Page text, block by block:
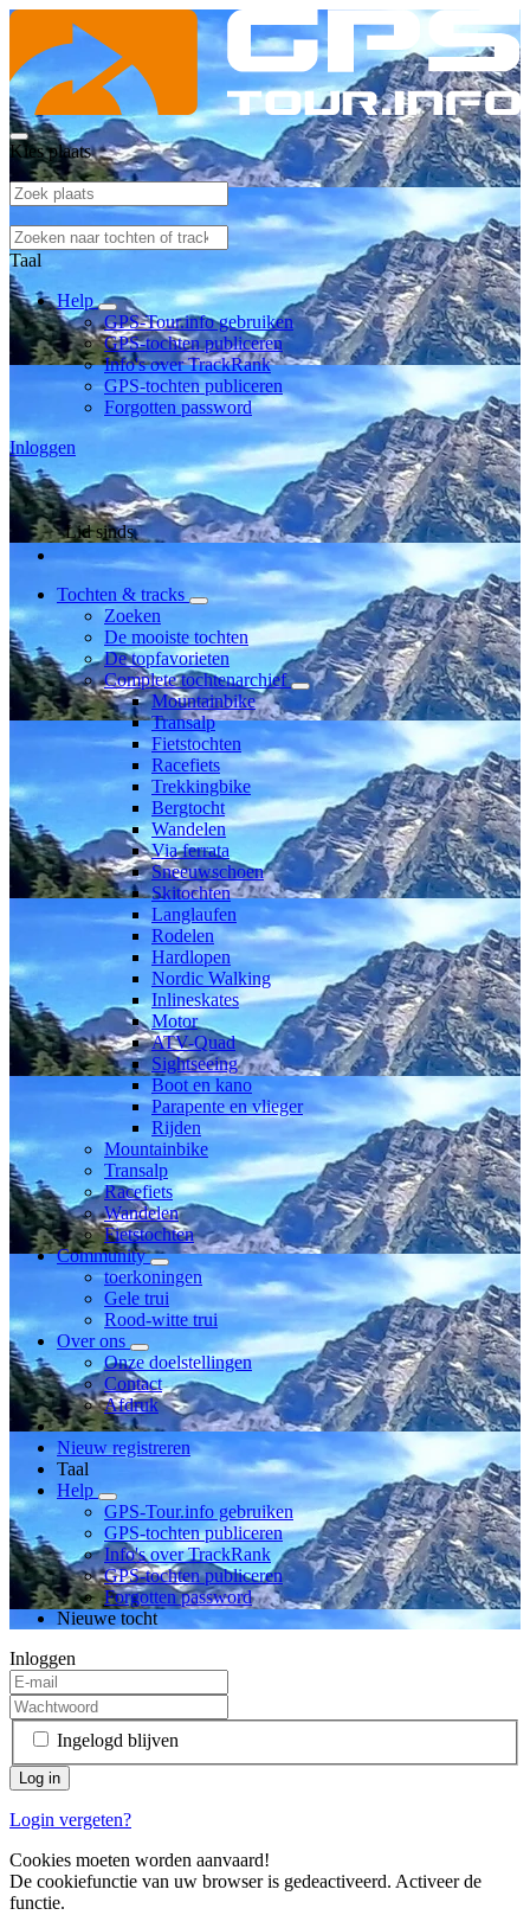
Kies plaats
Taal
Help
GPS-Tour.info gebruiken
GPS-tochten publiceren
Info's over TrackRank
GPS-tochten publiceren
Forgotten password
Inloggen
Lid sinds
Tochten & tracks
Zoeken
De mooiste tochten
De topfavorieten
Complete tochtenarchief
Mountainbike
Transalp
Fietstochten
Racefiets
Trekkingbike
Bergtocht
Wandelen
Via ferrata
Sneeuwschoen
Skitochten
Langlaufen
Rodelen
Hardlopen
Nordic Walking
Inlineskates
Motor
ATV-Quad
Sightseeing
Boot en kano
Parapente en vlieger
Rijden
Mountainbike
Transalp
Racefiets
Wandelen
Fietstochten
Community
toerkoningen
Gele trui
Rood-witte trui
Over ons
Onze doelstellingen
Contact
Afdruk
Nieuw registreren
Taal
Help
GPS-Tour.info gebruiken
GPS-tochten publiceren
Info's over TrackRank
GPS-tochten publiceren
Forgotten password
Nieuwe tocht
Inloggen
Ingelogd blijven
Login vergeten?
Cookies moeten worden aanvaard!
De cookiefunctie van uw browser is gedeactiveerd. Activeer de
functie.